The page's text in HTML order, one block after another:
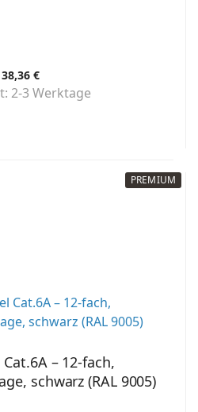
38,36 €
2-3 Werktage
PREMIUM
– 12-fach,
schwarz (RAL 9005)